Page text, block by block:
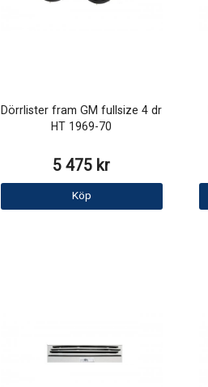
Dörrlister fram GM fullsize 4 dr
HT 1969-70
5 475 kr
Köp